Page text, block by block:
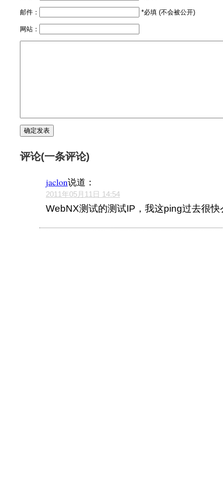
邮件： *必填 (不会被公开)
网站：
评论(一条评论)
jaclon说道：
2011年05月11日 14:54
WebNX测试的测试IP，我这ping过去很